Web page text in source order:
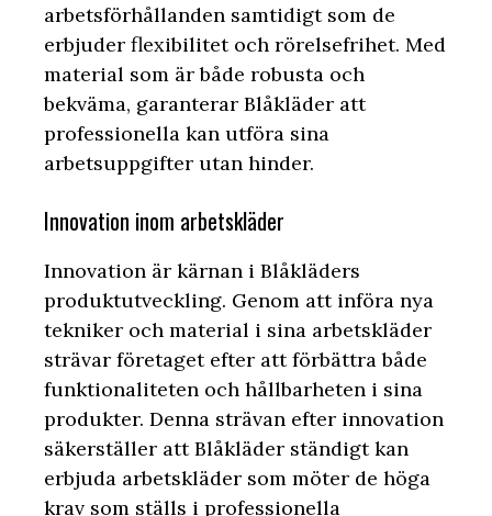
arbetsförhållanden samtidigt som de
erbjuder flexibilitet och rörelsefrihet. Med
material som är både robusta och
bekväma, garanterar Blåkläder att
professionella kan utföra sina
arbetsuppgifter utan hinder.
Innovation inom arbetskläder
Innovation är kärnan i Blåkläders
produktutveckling. Genom att införa nya
tekniker och material i sina arbetskläder
strävar företaget efter att förbättra både
funktionaliteten och hållbarheten i sina
produkter. Denna strävan efter innovation
säkerställer att Blåkläder ständigt kan
erbjuda arbetskläder som möter de höga
krav som ställs i professionella